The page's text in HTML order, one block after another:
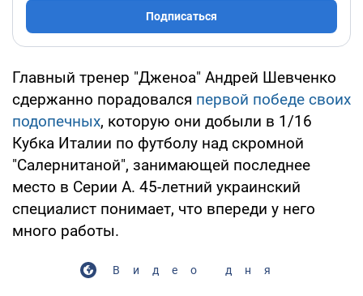
Подписаться
Главный тренер "Дженоа" Андрей Шевченко
сдержанно порадовался первой победе своих
подопечных, которую они добыли в 1/16
Кубка Италии по футболу над скромной
"Салернитаной", занимающей последнее
место в Серии А. 45-летний украинский
специалист понимает, что впереди у него
много работы.
Видео дня